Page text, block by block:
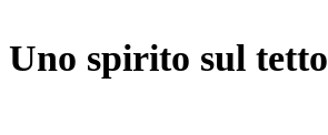
Uno spirito sul tetto